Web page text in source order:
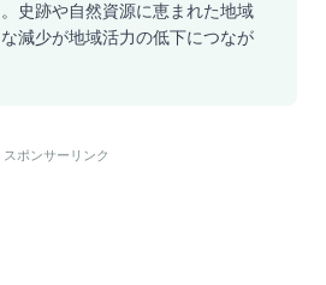
史跡や自然資源に恵まれた地域
減少が地域活力の低下につなが
スポンサーリンク